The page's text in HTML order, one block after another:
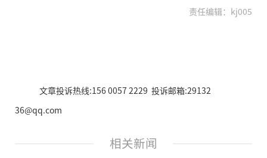
责任编辑：kj005
文章投诉热线:156 0057 2229 投诉邮箱:29132
36@qq.com
相关新闻